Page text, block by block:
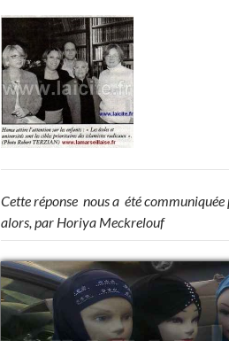
Cette réponse nous a été
alors, par Horiya Meckrelouf